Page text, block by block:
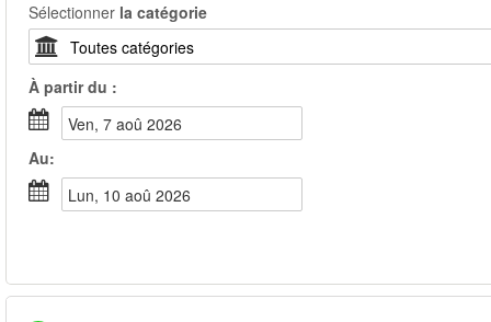
Sélectionner la catégorie
À partir du :
ven, 7 aoû 2026
Au:
lun, 10 aoû 2026